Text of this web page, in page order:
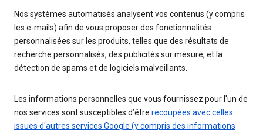
Nos systèmes automatisés analysent vos contenus (y compris
les e-mails) afin de vous proposer des fonctionnalités
personnalisées sur les produits, telles que des résultats de
recherche personnalisés, des publicités sur mesure, et la
détection de spams et de logiciels malveillants.
Les informations personnelles que vous fournissez pour l'un de
nos services sont susceptibles d’être recoupées avec celles
issues d'autres services Google (y compris des informations